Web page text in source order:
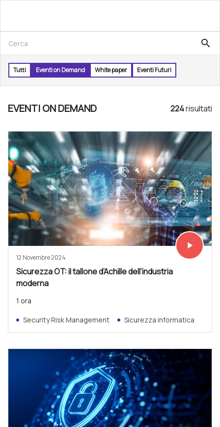
search
Tutti Eventi on Demand White paper Eventi Futuri
EVENTI ON DEMAND 224risultati
Vedi subito
play_arrow
12 Novembre 2024
Sicurezza OT: il tallone d’Achille dell’industria
moderna
1 ora
Security Risk Management Sicurezza informatica